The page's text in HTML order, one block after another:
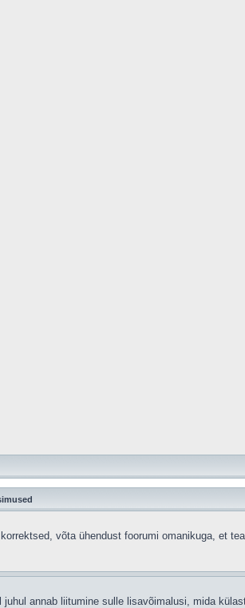
võta ühendust foorumi omanikuga, et
annab liitumine sulle lisavõimalusi, mida